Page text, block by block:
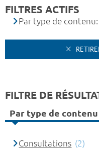
FILTRES ACTIFS
Par type de
FILTRE DE
Par type de contenu
Consultations (2)